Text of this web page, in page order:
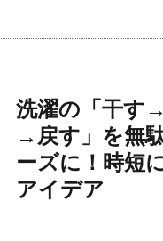
洗濯の「干す
→戻す」を無
ーズに！時短
アイデア